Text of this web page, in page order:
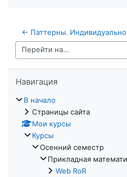
← Паттерны.
Перейти на...
Навигация
В начало
Страницы сайта
Мои курсы
Курсы
Осенний семестр
Прикладная
Web RoR